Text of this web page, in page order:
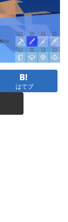
はてブ